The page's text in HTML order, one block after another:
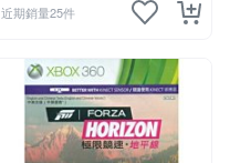
近期銷量25件